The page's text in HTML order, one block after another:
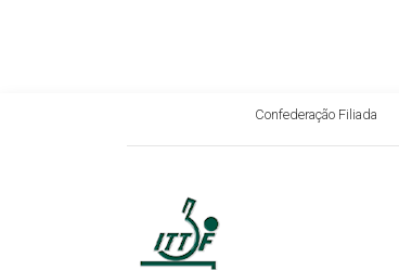
Confederação Filiada